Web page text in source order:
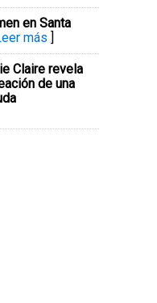
en Santa
más ]
Claire revela
de una